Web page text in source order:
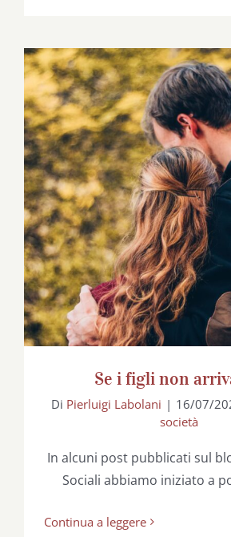
Se i figli non
Se i figli non
Di Pierluigi Labolani | 16/07/
società
In alcuni post pubblicati sul
Sociali abbiamo iniziato a
Continua a leggere